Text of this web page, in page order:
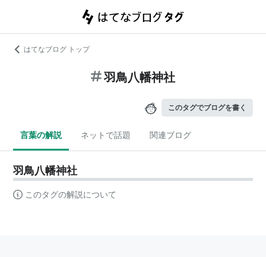
はてなブログ トップ
羽鳥八幡神社
このタグでブログを書く
言葉の解説 ネットで話題 関連ブログ
羽鳥八幡神社
このタグの解説について